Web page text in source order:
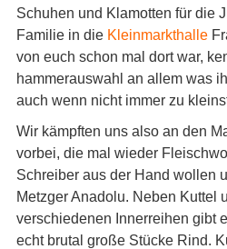
Schuhen und Klamotten für die
Familie in die Kleinmarkthalle
von euch schon mal dort war,
hammerauswahl an allem was
auch wenn nicht immer zu
Wir kämpften uns also an den
vorbei, die mal wieder
Schreiber aus der Hand wollen
Metzger Anadolu. Neben Kuttel
verschiedenen Innerreihen gibt
echt brutal große Stücke Rind.